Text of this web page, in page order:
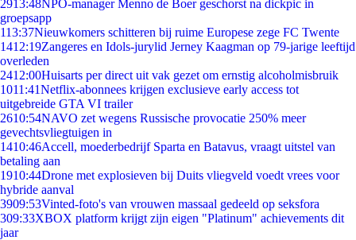
2913:48NPO-manager Menno de Boer geschorst na dickpic in
groepsapp
113:37Nieuwkomers schitteren bij ruime Europese zege FC Twente
1412:19Zangeres en Idols-jurylid Jerney Kaagman op 79-jarige leeftijd
overleden
2412:00Huisarts per direct uit vak gezet om ernstig alcoholmisbruik
1011:41Netflix-abonnees krijgen exclusieve early access tot
uitgebreide GTA VI trailer
2610:54NAVO zet wegens Russische provocatie 250% meer
gevechtsvliegtuigen in
1410:46Accell, moederbedrijf Sparta en Batavus, vraagt uitstel van
betaling aan
1910:44Drone met explosieven bij Duits vliegveld voedt vrees voor
hybride aanval
3909:53Vinted-foto's van vrouwen massaal gedeeld op seksfora
309:33XBOX platform krijgt zijn eigen "Platinum" achievements dit
jaar